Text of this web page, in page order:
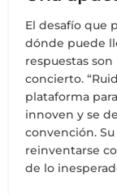
El desafío que
dónde puede
respuestas
concierto.
plataforma
innoven y se
convención.
reinventarse
de lo